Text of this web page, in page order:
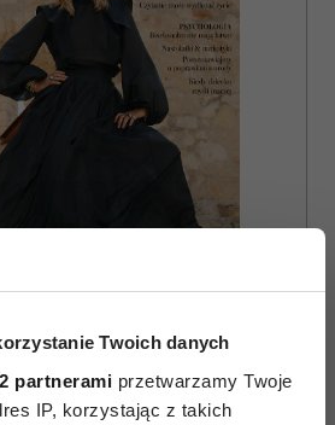
Twoich danych
partnerami przetwarzamy Twoje
IP, korzystając z takich
DRUKOWANE